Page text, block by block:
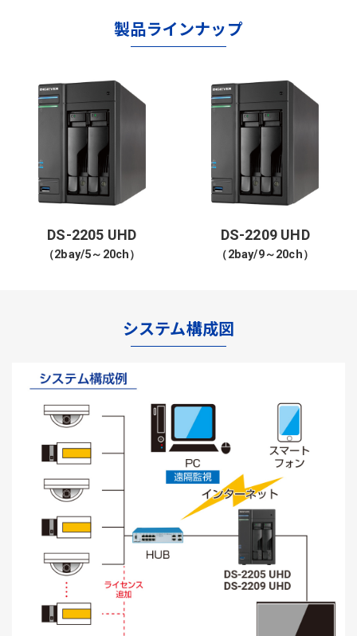
製品ラインナップ
DS-2205 UHD
（2bay/5～20ch）
DS-2209 UHD
（2bay/9～20ch）
システム構成図